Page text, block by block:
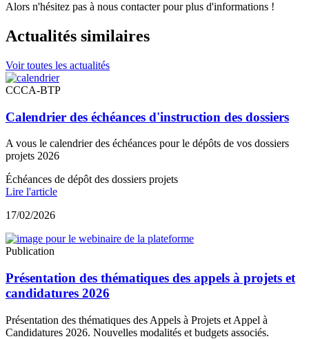
Alors n'hésitez pas à nous contacter pour plus d'informations !
Actualités similaires
Voir toutes les actualités
CCCA-BTP
Calendrier des échéances d'instruction des dossiers
A vous le calendrier des échéances pour le dépôts de vos dossiers
projets 2026
Échéances de dépôt des dossiers projets
Lire l'article
17/02/2026
Publication
Présentation des thématiques des appels à projets et
candidatures 2026
Présentation des thématiques des Appels à Projets et Appel à
Candidatures 2026. Nouvelles modalités et budgets associés.